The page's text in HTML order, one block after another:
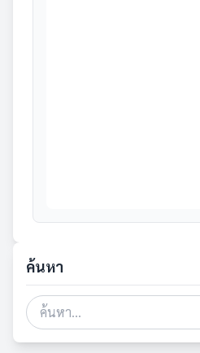
ค้นหา